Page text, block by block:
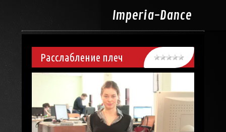
Imperia-Dance
Расслабление плеч